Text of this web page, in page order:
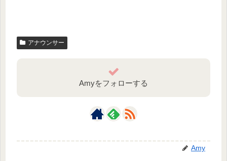
アナウンサー
Amyをフォローする
Amy